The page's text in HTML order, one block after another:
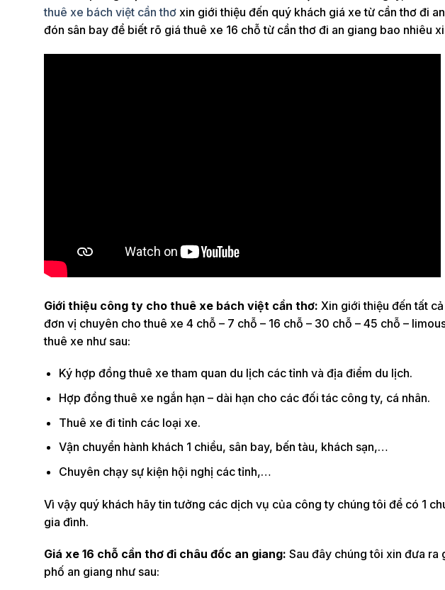
thuê xe bách việt cần thơ xin giới thiệu đến quý khách giá xe từ cần thơ đi
đón sân bay để biết rõ giá thuê xe 16 chỗ từ cần thơ đi an giang bao nhiêu
Giới thiệu công ty cho thuê xe bách việt cần thơ: Xin giới thiệu đến tất
đơn vị chuyên cho thuê xe 4 chỗ – 7 chỗ – 16 chỗ – 30 chỗ – 45 chỗ –
thuê xe như sau:
Ký hợp đồng thuê xe tham quan du lịch các tỉnh và địa điểm du lịch.
Hợp đồng thuê xe ngắn hạn – dài hạn cho các đối tác công ty, cá nhân.
Thuê xe đi tỉnh các loại xe.
Vận chuyển hành khách 1 chiều, sân bay, bến tàu, khách sạn,…
Chuyên chạy sự kiện hội nghị các tỉnh,…
Vì vậy quý khách hãy tin tưởng các dịch vụ của công ty chúng tôi để có 1
gia đình.
Giá xe 16 chỗ cần thơ đi châu đốc an giang: Sau đây chúng tôi xin đưa ra
phố an giang như sau: